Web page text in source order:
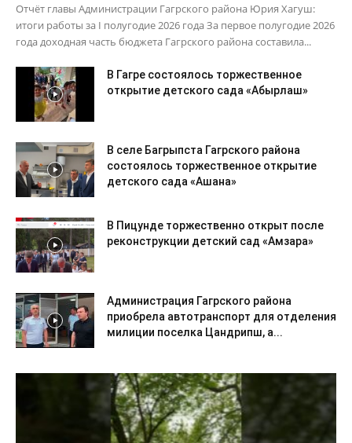
Отчёт главы Администрации Гагрского района Юрия Хагуш:
итоги работы за I полугодие 2026 года За первое полугодие 2026
года доходная часть бюджета Гагрского района составила...
В Гагре состоялось торжественное
открытие детского сада «Абырлаш»
В селе Багрыпста Гагрского района
состоялось торжественное открытие
детского сада «Ашана»
В Пицунде торжественно открыт после
реконструкции детский сад «Амзара»
Администрация Гагрского района
приобрела автотранспорт для отделения
милиции поселка Цандрипш, а...